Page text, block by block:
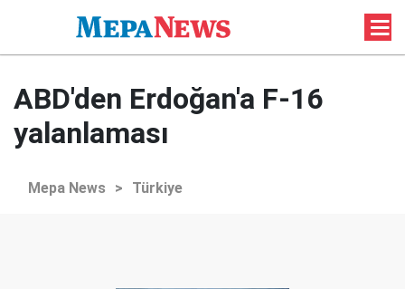
ABD'den Erdoğan'a F-16
yalanlaması
Mepa News > Türkiye